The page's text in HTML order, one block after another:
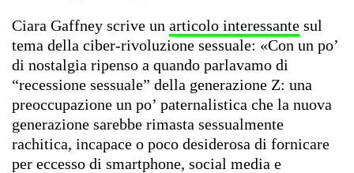
Ciara Gaffney scrive un articolo interessante sul
tema della ciber-rivoluzione sessuale: «Con un po’
di nostalgia ripenso a quando parlavamo di
“recessione sessuale” della generazione Z: una
preoccupazione un po’ paternalistica che la nuova
generazione sarebbe rimasta sessualmente
rachitica, incapace o poco desiderosa di fornicare
per eccesso di smartphone, social media e